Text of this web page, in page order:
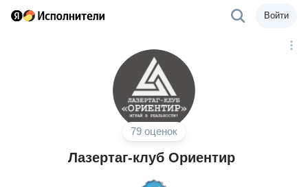
Войти
79 оценок
Лазертаг-клуб Ориентир